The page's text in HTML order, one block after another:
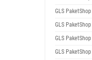
GLS PaketShop
GLS PaketShop
GLS PaketShop
GLS PaketShop